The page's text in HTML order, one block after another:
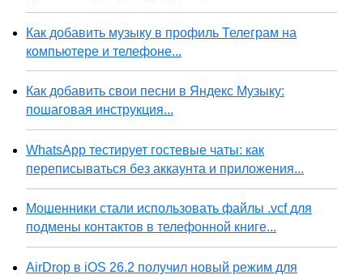
Как добавить музыку в профиль Телеграм на
компьютере и телефоне...
Как добавить свои песни в Яндекс Музыку:
пошаговая инструкция...
WhatsApp тестирует гостевые чаты: как
переписываться без аккаунта и приложения...
Мошенники стали использовать файлы .vcf для
подмены контактов в телефонной книге...
AirDrop в iOS 26.2 получил новый режим для